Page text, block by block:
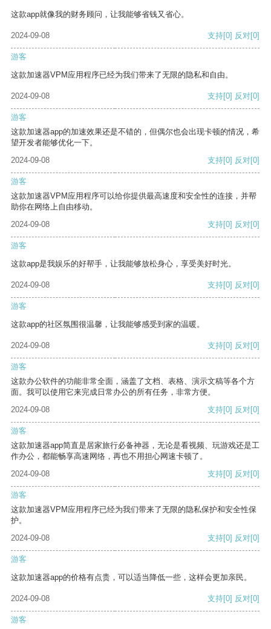
这款app就像我的财务顾问，让我能够省钱又省心。
2024-09-08 支持[0] 反对[0]
游客
这款加速器VPM应用程序已经为我们带来了无限的隐私和自由。
2024-09-08 支持[0] 反对[0]
游客
这款加速器app的加速效果还是不错的，但偶尔也会出现卡顿的情况，希
望开发者能够优化一下。
2024-09-08
支持[0] 反对[0]
游客
这款加速器VPM应用程序可以给你提供最高速度和安全性的连接，并帮
助你在网络上自由移动。
2024-09-08
支持[0] 反对[0]
游客
这款app是我娱乐的好帮手，让我能够放松身心，享受美好时光。
2024-09-08 支持[0] 反对[0]
游客
这款app的社区氛围很温馨，让我能够感受到家的温暖。
2024-09-08 支持[0] 反对[0]
游客
这款办公软件的功能非常全面，涵盖了文档、表格、演示文稿等各个方
面。我可以使用它来完成日常办公的所有任务，非常方便。
2024-09-08
支持[0] 反对[0]
游客
这款加速器app简直是居家旅行必备神器，无论是看视频、玩游戏还是工
作办公，都能畅享高速网络，再也不用担心网速卡顿了。
2024-09-08
支持[0] 反对[0]
游客
这款加速器VPM应用程序已经为我们带来了无限的隐私保护和安全性保
护。
2024-09-08
支持[0] 反对[0]
游客
这款加速器app的价格有点贵，可以适当降低一些，这样会更加亲民。
2024-09-08 支持[0] 反对[0]
游客